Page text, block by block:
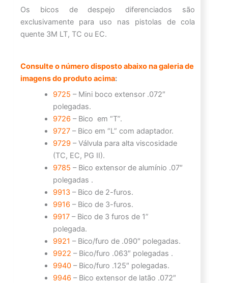
Os bicos de despejo diferenciados são
exclusivamente para uso nas pistolas de cola
quente 3M LT, TC ou EC.
Consulte o número disposto abaixo na galeria de
imagens do produto acima:
9725 – Mini boco extensor .072″
polegadas.
9726 – Bico em “T”.
9727– Bico em “L” com adaptador.
9729– Válvula para alta viscosidade
(TC, EC, PG II).
9785 – Bico extensor de alumínio .07″
polegadas .
9913– Bico de 2-furos.
9916 – Bico de 3-furos.
9917– Bico de 3 furos de 1”
polegada.
9921 – Bico/furo de .090″ polegadas.
9922 – Bico/furo .063″ polegadas .
9940– Bico/furo .125″ polegadas.
9946 – Bico extensor de latão .072″